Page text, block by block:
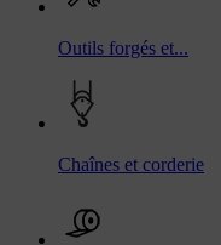
Outils forgés et...
Chaînes et corderie